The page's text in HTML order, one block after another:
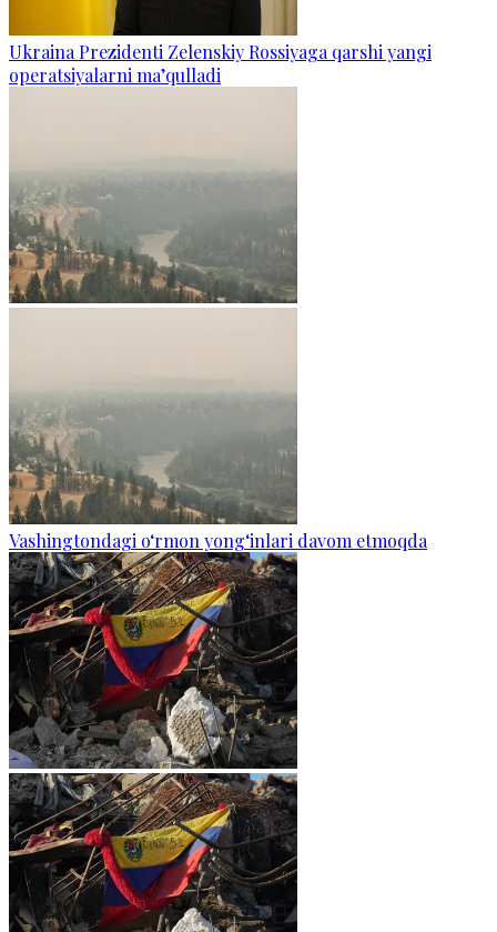
Ukraina Prezidenti Zelenskiy Rossiyaga qarshi yangi
operatsiyalarni ma’qulladi
Vashingtondagi o‘rmon yong‘inlari davom etmoqda